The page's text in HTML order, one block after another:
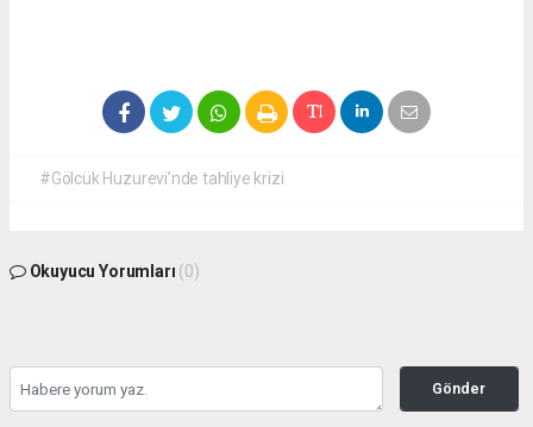
#Gölcük Huzurevi’nde tahliye krizi
Okuyucu Yorumları (0)
Gönder